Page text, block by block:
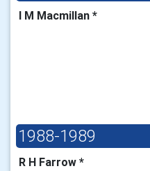
I M Macmillan *
1988-1989
R H Farrow *